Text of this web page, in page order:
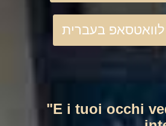
בעברית
"E i tuoi occhi